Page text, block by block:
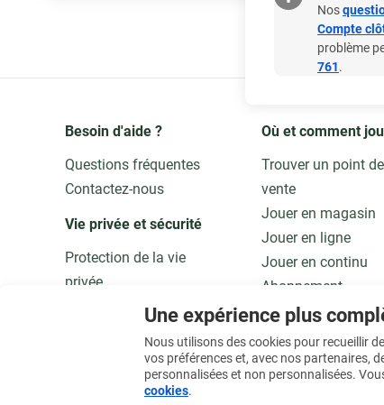
Une expérience plus
Nous utilisons des cookies pour recueillir
vos préférences et, avec nos partenaires,
personnalisées et non personnalisées.
cookies.
Besoin d'aide ?
Questions fréquentes
Contactez-nous
Vie privée et sécurité
Protection de la vie
privée
Adaptez vos données
Où et comment
Trouver un point de
vente
Jouer en magasin
Jouer en ligne
Jouer en continu
Abonnement
Application
Jouer responsable
En savoir plus
Nos
Compte
problème
761.